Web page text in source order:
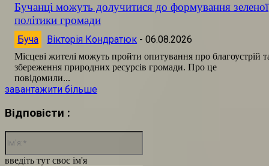
Бучанці можуть долучитися до формування зеленої
політики громади
Буча Вікторія Кондратюк - 06.08.2026
Місцеві жителі можуть пройти опитування про благоустрій
збереження природних ресурсів громади. Про це
повідомили...
завантажити більше
Відповісти :
введіть тут своє ім'я